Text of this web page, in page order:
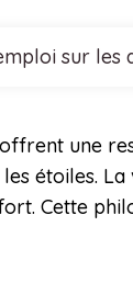
sur
une
étoiles.
Cette